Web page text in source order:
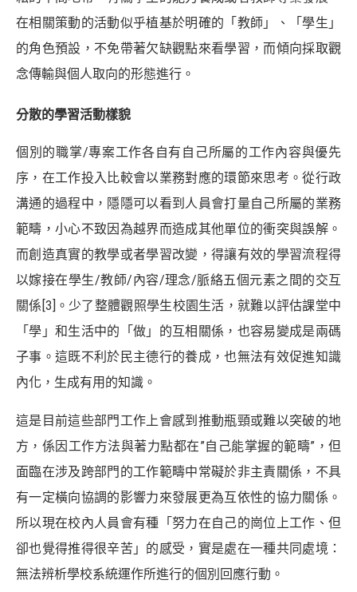
在相關策動的活動似乎植基於明確的「教師」、「學生」
的角色預設，不免帶著欠缺觀點來看學習，而傾向採取觀
念傳輸與個人取向的形態進行。
分散的學習活動樣貌
個別的職掌/專案工作各自有自己所屬的工作內容與優先
序，在工作投入比較會以業務對應的環節來思考。從行政
溝通的過程中，隱隱可以看到人員會打量自己所屬的業務
範疇，小心不致因為越界而造成其他單位的衝突與誤解。
而創造真實的教學或者學習改變，得讓有效的學習流程得
以嫁接在學生/教師/內容/理念/脈絡五個元素之間的交互
關係 [3] 。少了整體觀照學生校園生活，就難以評估課堂中
「學」和生活中的「做」的互相關係，也容易變成是兩碼
子事。這既不利於民主德行的養成，也無法有效促進知識
內化，生成有用的知識。
這是目前這些部門工作上會感到推動瓶頸或難以突破的地
方，係因工作方法與著力點都在”自己能掌握的範疇”，但
面臨在涉及跨部門的工作範疇中常礙於非主責關係，不具
有一定橫向協調的影響力來發展更為互依性的協力關係。
所以現在校內人員會有種「努力在自己的崗位上工作、但
卻也覺得推得很辛苦」的感受，實是處在一種共同處境：
無法辨析學校系統運作所進行的個別回應行動。